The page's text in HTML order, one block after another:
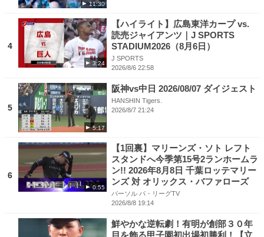
11:30
4
3:24
【ハイライト】広島東洋カープ vs.
読売ジャイアンツ｜J SPORTS
STADIUM2026（8月6日）
J SPORTS
2026/8/6 22:58
5
5:17
阪神vs中日 2026/08/07 ダイジェスト
HANSHIN Tigers.
2026/8/7 21:24
6
0:55
【1回裏】マリーンズ・ソト レフト
スタンドへ今季第15号2ランホームラ
ン!! 2026年8月8日 千葉ロッテマリー
ンズ 対 オリックス・バファローズ
パーソル パ・リーグTV
2026/8/8 19:14
鮮やかな逆転劇！有明が創部３０年